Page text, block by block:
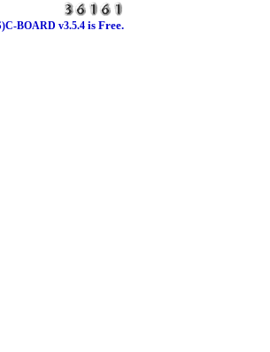
BOARD v3.5.4 is Free.